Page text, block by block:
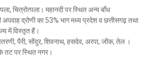
चित्रोत्पला। महानदी पर स्थित अन्य बाँध
अपवाह द्रोणी का 53% भाग मध्य प्रदेश व छत्तीसगढ़ तथा
में विस्तृत हैं।
पैरी, सोंदुर, शिवनाथ, हसदेव, अरपा, जोंक, तेल ।
तट पर स्थित नगर।